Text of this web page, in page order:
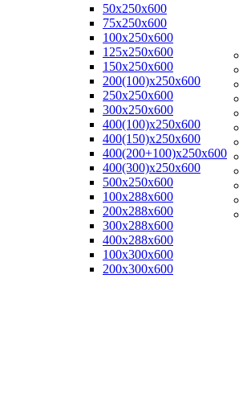
50х250х600
75x250x600
100x250x600
125x250x600
150x250x600
200(100)x250x600
250x250x600
300x250x600
400(100)x250x600
400(150)x250x600
400(200+100)x250x600
400(300)x250x600
500x250x600
100x288x600
200x288x600
300x288x600
400x288x600
100х300х600
200х300х600